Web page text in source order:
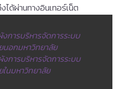
ด้ผ่านทางอินเทอร์เน็ต
การบริหารจัดการระบบ
นอกมหาวิทยาลัย
การบริหารจัดการระบบ
นมหาวิทยาลัย